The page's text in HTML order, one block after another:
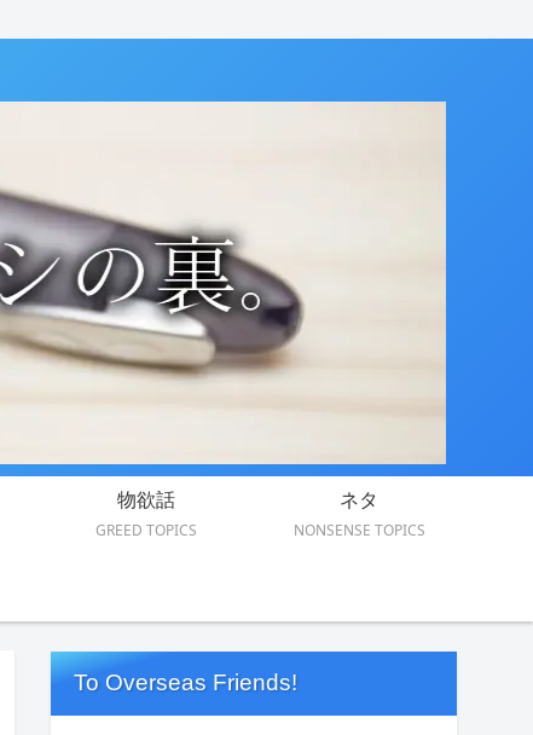
物欲話
GREED TOPICS
ネタ
NONSENSE TOPICS
To Overseas Friends!